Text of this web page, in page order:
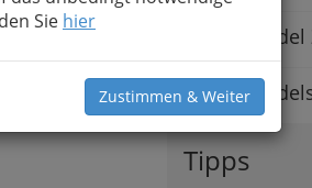
Sie hier
Zustimmen & Weiter
Tipps